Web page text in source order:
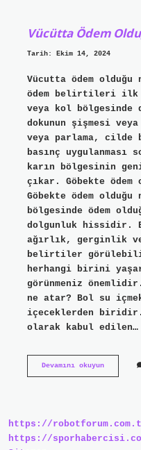
Vücütta Ödem
Tarih: Ekim 14, 2024
Vücutta ödem
ödem belirtileri ilk
veya kol bölgesinde
dokunun şişmesi
veya parlama, cilde
basınç uygulanması
karın bölgesinin
çıkar. Göbekte
Göbekte ödem
bölgesinde ödem
dolgunluk hissidir.
ağırlık, gerginlik
belirtiler
herhangi birini
görünmeniz
ne atar? Bol su
içeceklerden biridir.
olarak kabul edilen…
Devamını okuyunVücütta
https://
https://